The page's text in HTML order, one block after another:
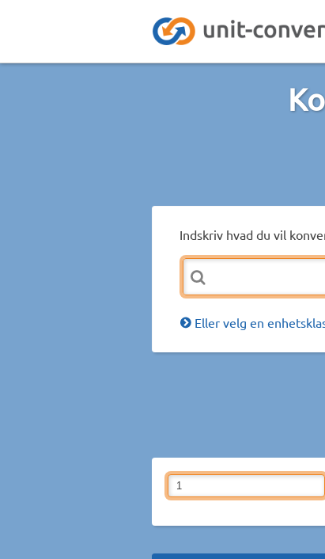
Indskriv hvad du vil
Eller velg en